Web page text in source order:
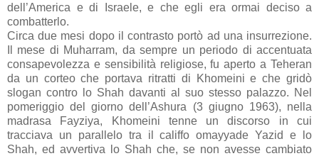
dell’America e di Israele, e che egli era ormai deciso a
combatterlo.
Circa due mesi dopo il contrasto portò ad una insurrezione.
Il mese di Muharram, da sempre un periodo di accentuata
consapevolezza e sensibilità religiose, fu aperto a Teheran
da un corteo che portava ritratti di Khomeini e che gridò
slogan contro lo Shah davanti al suo stesso palazzo. Nel
pomeriggio del giorno dell’Ashura (3 giugno 1963), nella
madrasa Fayziya, Khomeini tenne un discorso in cui
tracciava un parallelo tra il califfo omayyade Yazid e lo
Shah, ed avvertiva lo Shah che, se non avesse cambiato